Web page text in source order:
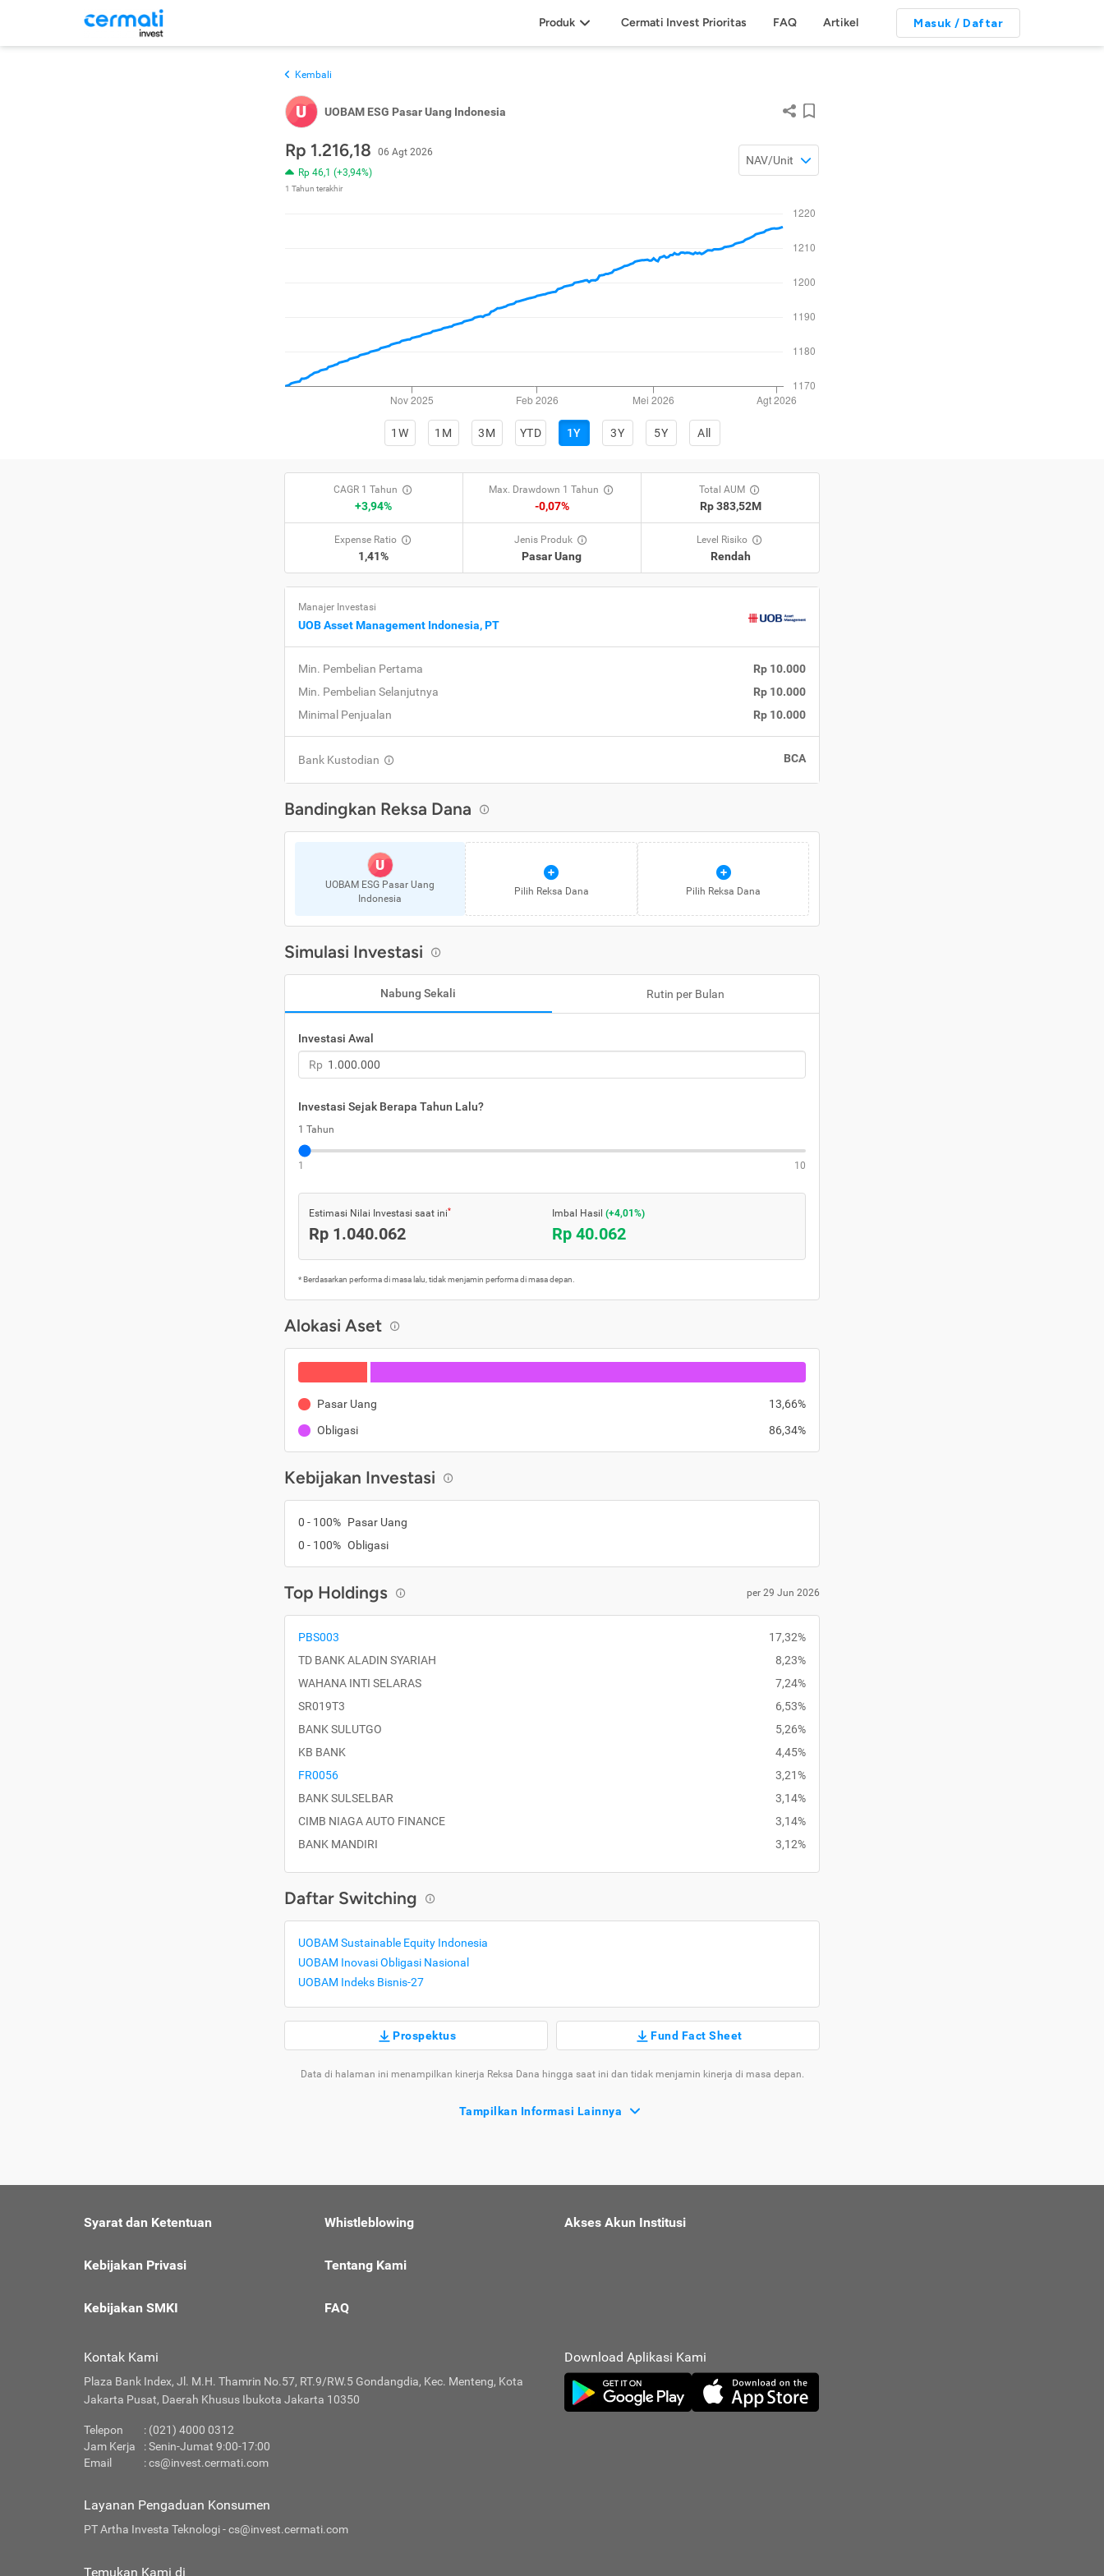
Produk Cermati Invest Prioritas FAQ Artikel Masuk / Daftar
Kembali
U UOBAM ESG Pasar Uang Indonesia
Rp 1.216,18
06 Agt 2026
Rp 46,1 (+3,94%)
1 Tahun terakhir
NAV/Unit
1W 1M 3M YTD 1Y 3Y 5Y All
CAGR 1 Tahun
+3,94%
Max. Drawdown 1 Tahun
-0,07%
Total AUM
Rp 383,52M
Expense Ratio
1,41%
Jenis Produk
Pasar Uang
Level Risiko
Rendah
Manajer Investasi
UOB Asset Management Indonesia, PT
Min. Pembelian Pertama
Rp 10.000
Min. Pembelian Selanjutnya
Rp 10.000
Minimal Penjualan
Rp 10.000
Bank Kustodian BCA
Bandingkan Reksa Dana
U
UOBAM ESG Pasar Uang
Indonesia
Pilih Reksa Dana Pilih Reksa Dana
Simulasi Investasi
Nabung Sekali Rutin per Bulan
Investasi Awal
Rp
Investasi Sejak Berapa Tahun Lalu?
1 Tahun
1 10
Estimasi Nilai Investasi saat ini*
Rp 1.040.062
Imbal Hasil (+4,01%)
Rp 40.062
* Berdasarkan performa di masa lalu, tidak menjamin performa di masa depan.
Alokasi Aset
Pasar Uang
13,66%
Obligasi
86,34%
Kebijakan Investasi
0 - 100% Pasar Uang
0 - 100% Obligasi
Top Holdings per 29 Jun 2026
PBS003
17,32%
TD BANK ALADIN SYARIAH
8,23%
WAHANA INTI SELARAS
7,24%
SR019T3
6,53%
BANK SULUTGO
5,26%
KB BANK
4,45%
FR0056
3,21%
BANK SULSELBAR
3,14%
CIMB NIAGA AUTO FINANCE
3,14%
BANK MANDIRI
3,12%
Daftar Switching
UOBAM Sustainable Equity Indonesia
UOBAM Inovasi Obligasi Nasional
UOBAM Indeks Bisnis-27
Prospektus Fund Fact Sheet
Data di halaman ini menampilkan kinerja Reksa Dana hingga saat ini dan tidak menjamin kinerja di masa depan.
Tampilkan Informasi Lainnya
Syarat dan Ketentuan
Kebijakan Privasi
Kebijakan SMKI
Whistleblowing
Tentang Kami
FAQ
Akses Akun Institusi
Kontak Kami
Plaza Bank Index, Jl. M.H. Thamrin No.57, RT.9/RW.5 Gondangdia, Kec. Menteng, Kota
Jakarta Pusat, Daerah Khusus Ibukota Jakarta 10350
Telepon
: (021) 4000 0312
Jam Kerja
: Senin-Jumat 9:00-17:00
Email
:cs@invest.cermati.com
Layanan Pengaduan Konsumen
PT Artha Investa Teknologi -cs@invest.cermati.com
Temukan Kami di
Download Aplikasi Kami